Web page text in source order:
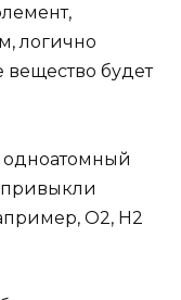
логично
вещество будет
одноатомный
О2, Н2